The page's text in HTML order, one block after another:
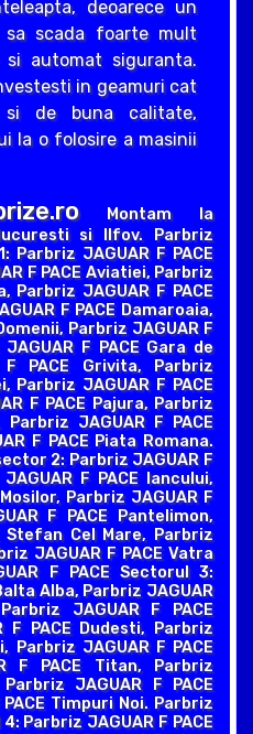
deoarece un
sa scada foarte mult
automat siguranta.
in geamuri cat
de buna calitate,
la o folosire a masinii
Montam la
si Ilfov. Parbriz
Parbriz JAGUAR F PACE
F PACE Aviatiei, Parbriz
Parbriz JAGUAR F PACE
F PACE Damaroaia,
Parbriz JAGUAR F
F PACE Gara de
PACE Grivita, Parbriz
Parbriz JAGUAR F PACE
F PACE Pajura, Parbriz
Parbriz JAGUAR F PACE
F PACE Piata Romana.
2: Parbriz JAGUAR F
F PACE Iancului,
Parbriz JAGUAR F
F PACE Pantelimon,
Stefan Cel Mare, Parbriz
JAGUAR F PACE Vatra
F PACE Sectorul 3:
Alba, Parbriz JAGUAR
JAGUAR F PACE
F PACE Dudesti, Parbriz
Parbriz JAGUAR F PACE
F PACE Titan, Parbriz
JAGUAR F PACE
Timpuri Noi. Parbriz
Parbriz JAGUAR F PACE